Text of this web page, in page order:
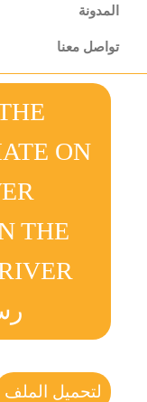
المدونة
تواصل معنا
ON
THE
لتحميل الملف